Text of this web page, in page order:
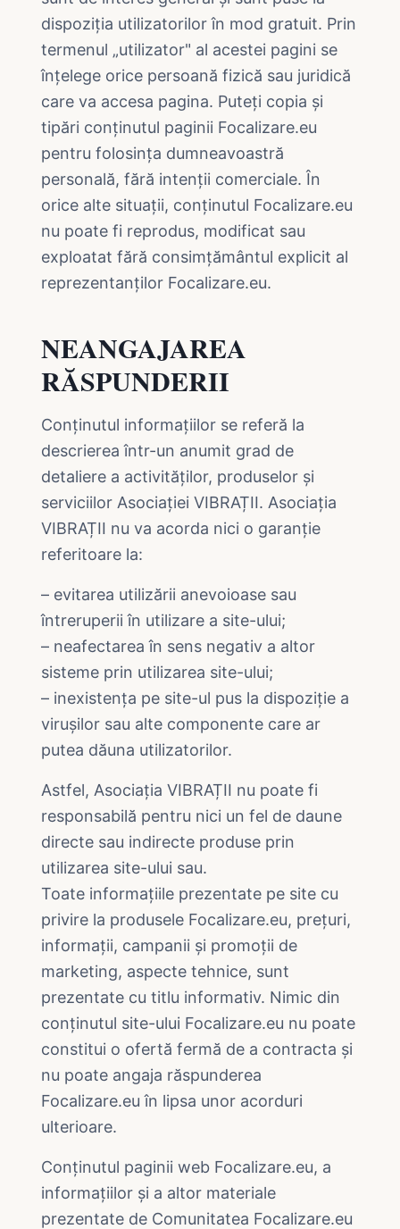
dispoziția utilizatorilor în mod gratuit. Prin
termenul „utilizator" al acestei pagini se
înțelege orice persoană fizică sau juridică
care va accesa pagina. Puteți copia și
tipări conținutul paginii Focalizare.eu
pentru folosința dumneavoastră
personală, fără intenții comerciale. În
orice alte situații, conținutul Focalizare.eu
nu poate fi reprodus, modificat sau
exploatat fără consimțământul explicit al
reprezentanților Focalizare.eu.
NEANGAJAREA
RĂSPUNDERII
Conținutul informațiilor se referă la
descrierea într-un anumit grad de
detaliere a activităților, produselor și
serviciilor Asociației VIBRAȚII. Asociația
VIBRAȚII nu va acorda nici o garanție
referitoare la:
– evitarea utilizării anevoioase sau
întreruperii în utilizare a site-ului;
– neafectarea în sens negativ a altor
sisteme prin utilizarea site-ului;
– inexistența pe site-ul pus la dispoziție a
virușilor sau alte componente care ar
putea dăuna utilizatorilor.
Astfel, Asociația VIBRAȚII nu poate fi
responsabilă pentru nici un fel de daune
directe sau indirecte produse prin
utilizarea site-ului sau.
Toate informațiile prezentate pe site cu
privire la produsele Focalizare.eu, prețuri,
informații, campanii și promoții de
marketing, aspecte tehnice, sunt
prezentate cu titlu informativ. Nimic din
conținutul site-ului Focalizare.eu nu poate
constitui o ofertă fermă de a contracta și
nu poate angaja răspunderea
Focalizare.eu în lipsa unor acorduri
ulterioare.
Conținutul paginii web Focalizare.eu, a
informațiilor și a altor materiale
prezentate de Comunitatea Focalizare.eu